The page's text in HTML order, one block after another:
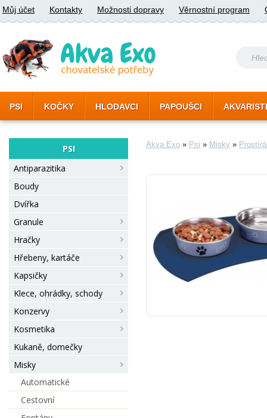
Můj účet Kontakty Možnosti dopravy Věrnostní program
PSI KOČKY HLODAVCI PAPOUŠCI
PSI
Antiparazitika
Boudy
Dvířka
Granule
Hračky
Hřebeny, kartáče
Kapsičky
Klece, ohrádky, schody
Konzervy
Kosmetika
Kukaně, domečky
Misky
Automatické
Cestovní
Akva Exo » Psi » Misky »